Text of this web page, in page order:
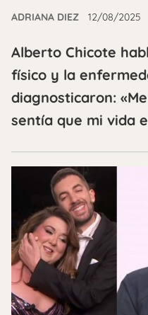
ADRIANA DIEZ 12/08/2025
Alberto Chicote
físico y la
diagnosticaron:
sentía que mi vida